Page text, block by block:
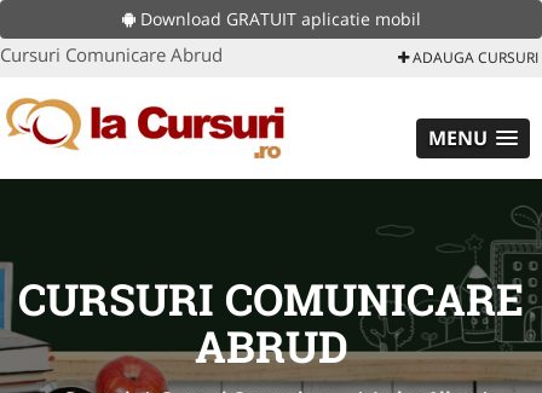
Download GRATUIT aplicatie mobil
Cursuri Comunicare Abrud ADAUGA CURSURI
MENU
CURSURI COMUNICARE
ABRUD